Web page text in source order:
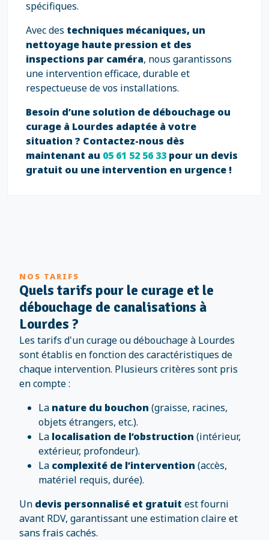
spécifiques.
Avec des techniques mécaniques, un
nettoyage haute pression et des
inspections par caméra, nous garantissons
une intervention efficace, durable et
respectueuse de vos installations.
Besoin d’une solution de débouchage ou
curage à Lourdes adaptée à votre
situation ? Contactez-nous dès
maintenant au 05 61 52 56 33 pour un devis
gratuit ou une intervention en urgence !
NOS TARIFS
Quels tarifs pour le curage et le
débouchage de canalisations à
Lourdes ?
Les tarifs d'un curage ou débouchage à Lourdes
sont établis en fonction des caractéristiques de
chaque intervention. Plusieurs critères sont pris
en compte :
La nature du bouchon (graisse, racines,
objets étrangers, etc.).
La localisation de l’obstruction (intérieur,
extérieur, profondeur).
La complexité de l’intervention (accès,
matériel requis, durée).
Un devis personnalisé et gratuit est fourni
avant RDV, garantissant une estimation claire et
sans frais cachés.